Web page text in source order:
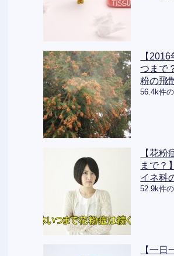
【
つまで
粉の飛
56.4k件
【花粉
まで？
イネ科
52.9k件
【一日